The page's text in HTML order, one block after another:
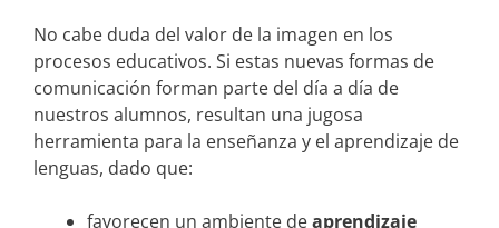
No cabe duda del valor de la imagen en los
procesos educativos. Si estas nuevas formas de
comunicación forman parte del día a día de
nuestros alumnos, resultan una jugosa
herramienta para la enseñanza y el aprendizaje de
lenguas, dado que:
favorecen un ambiente deaprendizaje